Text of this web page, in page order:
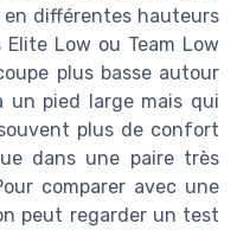
différentes hauteurs
Low ou Team Low
plus basse autour
un pied large mais qui
plus de confort
dans une paire très
comparer avec une
peut regarder un test